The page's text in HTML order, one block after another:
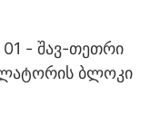
01 - შავ-თეთრი
ბლოკი